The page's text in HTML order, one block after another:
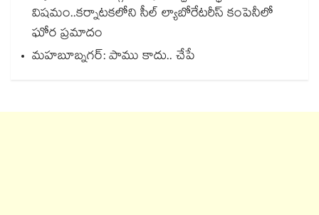
విషమం..కర్నాటకలోని సీల్ ల్యాబోరేటరీస్ కంపెనీలో
ఘోర ప్రమాదం
మహబూబ్నగర్: పాము కాదు.. చేపే